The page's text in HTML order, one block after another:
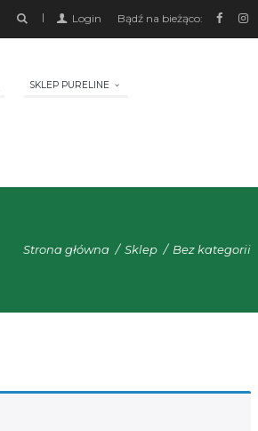
Bądź na bieżąco:
Login
SKLEP PURELINE
Strona główna Sklep Bez kategorii